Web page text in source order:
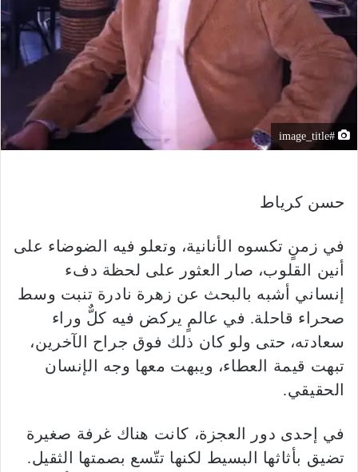
#image_title
حسن كرياط
في زمنٍ تكسوه الأنانية، وتعلو فيه الضوضاء على
أنين القلوب، صار العثور على لحظة دفء
إنساني أشبه بالبحث عن زهرة نادرة تنبت وسط
صحراء قاحلة. في عالمٍ يركض فيه كلٌّ وراء
سعادته، حتى ولو كان ذلك فوق جراح الآخرين،
تبهت قيمة العطاء، ويبهت معها وجه الإنسان
الحقيقي.
في إحدى دور العجزة، كانت هناك غرفة صغيرة
تضيق بأثاثها البسيط لكنها تتّسع بصمتها الثقيل.